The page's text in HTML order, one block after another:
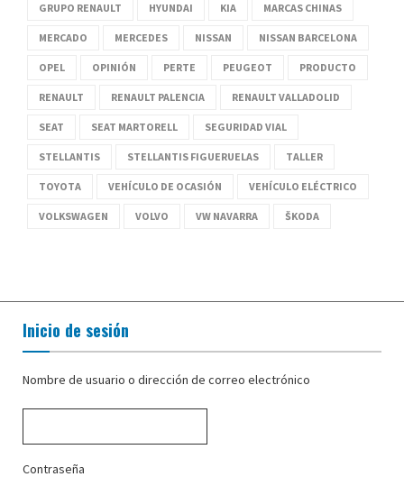
GRUPO RENAULT HYUNDAI KIA MARCAS CHINAS
MERCADO MERCEDES NISSAN NISSAN BARCELONA
OPEL OPINIÓN PERTE PEUGEOT PRODUCTO
RENAULT RENAULT PALENCIA RENAULT VALLADOLID
SEAT SEAT MARTORELL SEGURIDAD VIAL
STELLANTIS STELLANTIS FIGUERUELAS TALLER
TOYOTA VEHÍCULO DE OCASIÓN VEHÍCULO ELÉCTRICO
VOLKSWAGEN VOLVO VW NAVARRA ŠKODA
Inicio de sesión
Nombre de usuario o dirección de correo electrónico
Contraseña